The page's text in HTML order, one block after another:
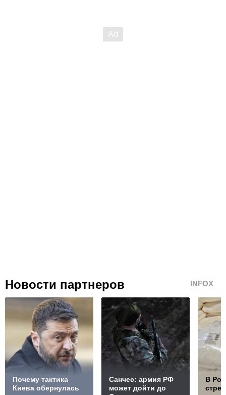
Новости партнеров INFOX
Почему тактика
Киева обернулась
Санчес: армия РФ
может дойти до
В